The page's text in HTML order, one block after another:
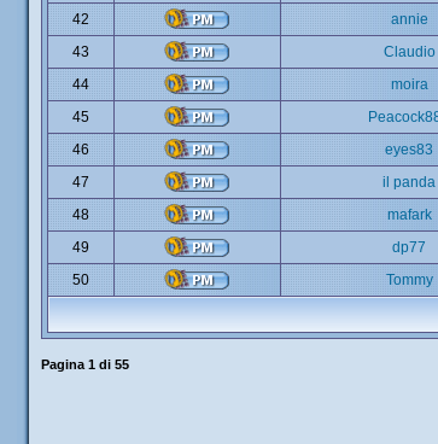
42
annie
43
Claudio
44
moira
45
46
eyes83
47
il panda
48
mafark
49
dp77
50
Tommy
Pagina 1di 55